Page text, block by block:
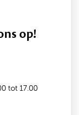
op!
tot 17.00